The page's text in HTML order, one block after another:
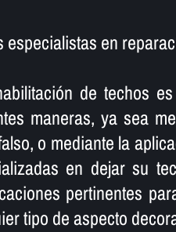
especialistas en
de techos
maneras, ya sea
o mediante la
en dejar su
pertinentes
tipo de aspecto